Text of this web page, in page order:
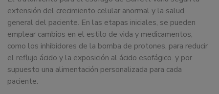
extensión del crecimiento celular anormal y la salud
general del paciente. En las etapas iniciales, se pueden
emplear cambios en el estilo de vida y medicamentos,
como los inhibidores de la bomba de protones, para reducir
el reflujo ácido y la exposición al ácido esofágico. y por
supuesto una alimentación personalizada para cada
paciente.